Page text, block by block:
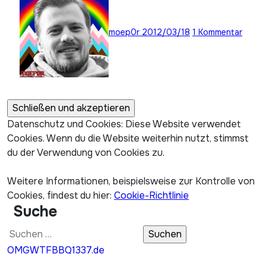
moep0r 2012/03/18 1 Kommentar
Datenschutz und Cookies: Diese Website verwendet
Cookies. Wenn du die Website weiterhin nutzt, stimmst
du der Verwendung von Cookies zu.
Weitere Informationen, beispielsweise zur Kontrolle von
Cookies, findest du hier: Cookie-Richtlinie
Suche
Suchen
nach:
OMGWTFBBQ1337.de